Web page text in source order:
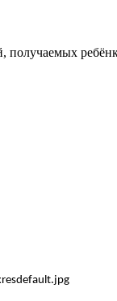
получаемых